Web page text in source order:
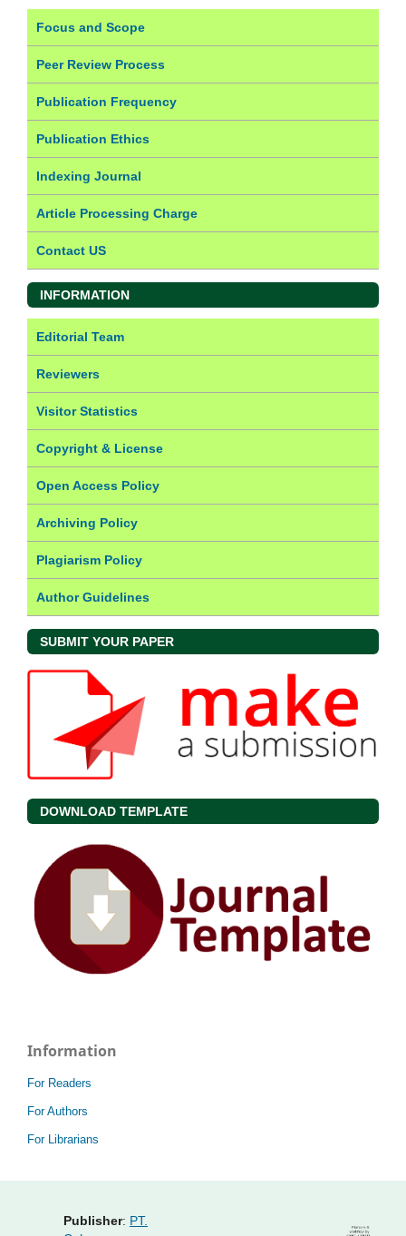
Focus and Scope
Peer Review Process
Publication Frequency
Publication Ethics
Indexing Journal
Article Processing Charge
Contact US
INFORMATION
Editorial Team
Reviewers
Visitor Statistics
Copyright & License
Open Access Policy
Archiving Policy
Plagiarism Policy
Author Guidelines
SUBMIT YOUR PAPER
DOWNLOAD TEMPLATE
Information
For Readers
For Authors
For Librarians
Publisher: PT.